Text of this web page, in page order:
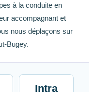
à la conduite en
accompagnant et
nous déplaçons sur
Bugey.
Intra